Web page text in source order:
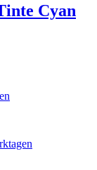
Cyan